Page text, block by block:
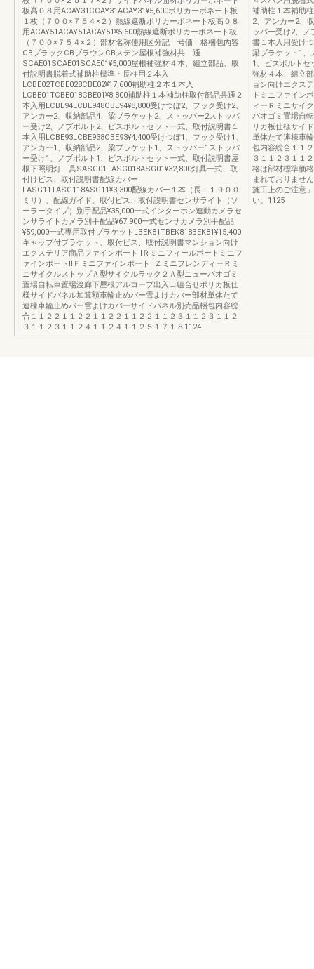
板高０８用ACAY31CCAY31ACAY31¥5,600ポリカーボネート板
１枚（７００×７５４×２）熱線遮断ポリカーボネート板高０８
用ACAY51ACAY51ACAY51¥5,600熱線遮断ポリカーボネート板
（７００×７５４×２）部材名称使用区分記 号価 格梱包内容
CBブラックCBブラウンCBステン屋根補強材共 通
SCAE01SCAE01SCAE01¥5,000屋根補強材４本、組立部品、取
付説明書脱着式補助柱標準・長柱用２本入
LCBE02TCBE028CBE02¥17,600補助柱２本１本入
LCBE01TCBE018CBE01¥8,800補助柱１本補助柱取付部品共通２
本入用LCBE94LCBE948CBE94¥8,800受けつぼ2、フック受け2、
アンカー2、収納部品4、梁ブラケット2、ストッパー2ストッパ
ー受け2、ノブボルト2、ビスボルトセット一式、取付説明書１
本入用LCBE93LCBE938CBE93¥4,400受けつぼ1、フック受け1、
アンカー1、収納部品2、梁ブラケット1、ストッパー1ストッパ
ー受け1、ノブボルト1、ビスボルトセット一式、取付説明書屋
根下照明灯 具SASG01TASG018ASG01¥32,800灯具一式、取
付けビス、取付説明書配線カバー
LASG11TASG118ASG11¥3,300配線カバー１本（長：１９００
ミリ）、配線ガイド、取付ビス、取付説明書センサライト（ソ
ーラータイプ）別手配品¥35,000一式インターホン連動カメラセ
ンサライトカメラ別手配品¥67,900一式センサカメラ別手配品
¥59,000一式専用取付ブラケットLBEK81TBEK818BEK81¥15,400
キャップ付ブラケット、取付ビス、取付説明書マンション向け
エクステリア商品ファインポートⅡＲミニフィールポートミニフ
ァインポートⅡＦミニファインポートⅡＺミニフレンディーＲミ
ニサイクルストップＡ型サイクルラック２Ａ型ニューパオゴミ
置場自転車置場渡廊下屋根アルコーブ出入口組合せポリカ板仕
様サイドパネル加算額車輪止めバー雪よけカバー部材単体たて
連棟車輪止めバー雪よけカバーサイドパネル別売品梱包内容総
合１１２２１１２２１１２２１１２２１１２３１１２３１１２
３１１２３１１２４１１２４１１２５１７１８1124
補助柱１本補助
2、アンカー2、
ッパー受け2、
書１本入用受け
梁ブラケット1、
1、ビスボルト
強材４本、組立
ョン向けエクス
トミニファイン
ィーＲミニサイ
パオゴミ置場自
リカ板仕様サイ
単体たて連棟車
包内容総合１１
３１１２３１１
格は部材標準価
まれておりませ
施工上のご注意
い。1125